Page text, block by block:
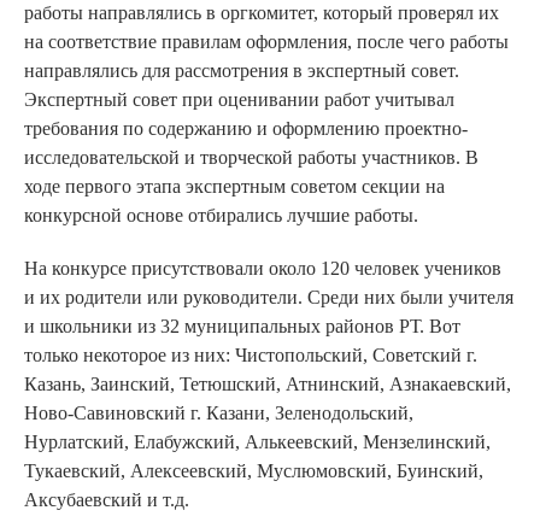
работы направлялись в оргкомитет, который проверял их
на соответствие правилам оформления, после чего работы
направлялись для рассмотрения в экспертный совет.
Экспертный совет при оценивании работ учитывал
требования по содержанию и оформлению проектно-
исследовательской и творческой работы участников. В
ходе первого этапа экспертным советом секции на
конкурсной основе отбирались лучшие работы.
На конкурсе присутствовали около 120 человек учеников
и их родители или руководители. Среди них были учителя
и школьники из 32 муниципальных районов РТ. Вот
только некоторое из них: Чистопольский, Советский г.
Казань, Заинский, Тетюшский, Атнинский, Азнакаевский,
Ново-Савиновский г. Казани, Зеленодольский,
Нурлатский, Елабужский, Алькеевский, Мензелинский,
Тукаевский, Алексеевский, Муслюмовский, Буинский,
Аксубаевский и т.д.